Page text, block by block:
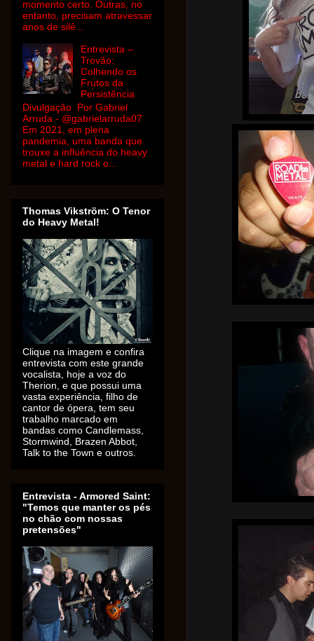
momento certo. Outras, no
entanto, precisam atravessar
anos de silê...
Entrevista –
Trovão:
Colhendo os
Frutos da
Persistência
Divulgação Por Gabriel
Arruda - @gabrielarruda07
Em 2021, em plena
pandemia, uma banda que
trouxe a influência do heavy
metal e hard rock o...
Thomas Vikström: O Tenor
do Heavy Metal!
Clique na imagem e confira
entrevista com este grande
vocalista, hoje a voz do
Therion, e que possui uma
vasta experiência, filho de
cantor de ópera, tem seu
trabalho marcado em
bandas como Candlemass,
Stormwind, Brazen Abbot,
Talk to the Town e outros.
Entrevista - Armored Saint:
"Temos que manter os pés
no chão com nossas
pretensões"